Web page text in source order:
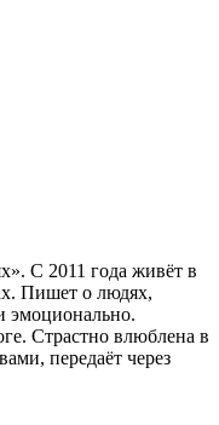
С 2011 года живёт в
Пишет о людях,
эмоционально.
Страстно влюблена в
передаёт через